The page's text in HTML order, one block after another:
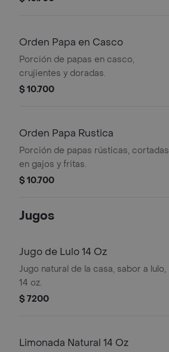
Orden Papa en Casco
Porción de papas en casco,
crujientes y doradas.
$ 10.700
Orden Papa Rustica
Porción de papas rústicas, cortadas
en gajos y fritas.
$ 10.700
Jugos
Jugo de Lulo 14 Oz
Jugo natural de la casa, sabor a lulo,
14 oz.
$ 7200
Limonada Natural 14 Oz